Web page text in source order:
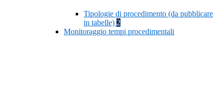
Tipologie di procedimento (da pubblicare
in tabelle) 2
Monitoraggio tempi procedimentali